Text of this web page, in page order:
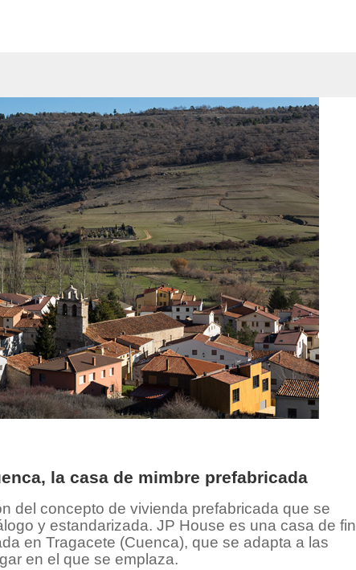
la casa de mimbre prefabricada
del concepto de vivienda prefabricada que se
y estandarizada. JP House es una casa de fin
en Tragacete (Cuenca), que se adapta a las
en el que se emplaza.